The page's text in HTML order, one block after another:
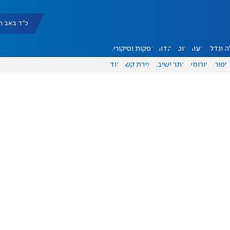
כ"ד באב תשפ"ו
ונדל"ן דעות אוכל יהדות הפקות וסיקורים
ספורט פורומים אתר ישיבה יצירת קשר עוד